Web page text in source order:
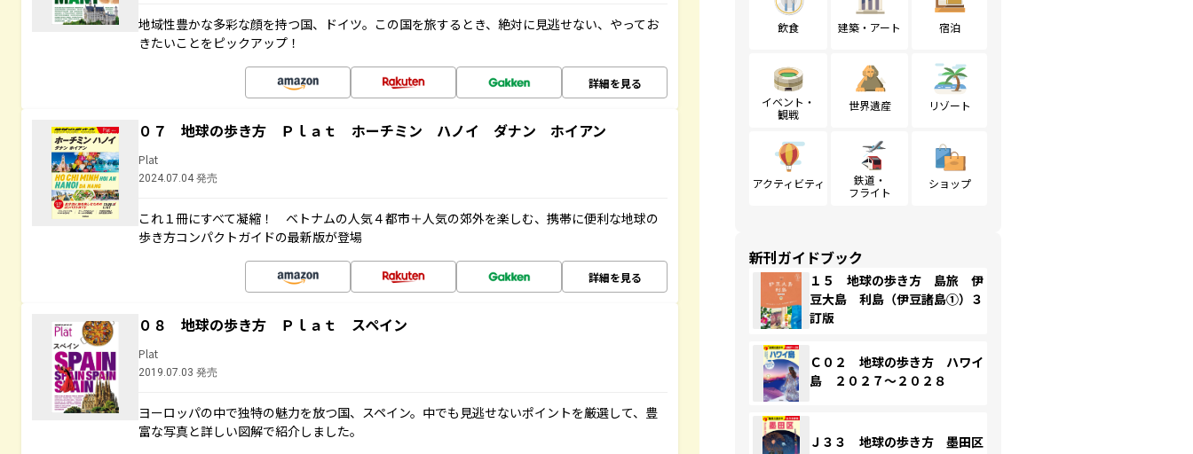
地域性豊かな多彩な顔を持つ国、ドイツ。この国を旅するとき、絶対に見逃せない、やってお
きたいことをピックアップ！
詳細を見る
０７ 地球の歩き方 Ｐｌａｔ ホーチミン ハノイ ダナン ホイアン
Plat
2024.07.04 発売
これ１冊にすべて凝縮！ ベトナムの人気４都市＋人気の郊外を楽しむ、携帯に便利な地球の
歩き方コンパクトガイドの最新版が登場
詳細を見る
０８ 地球の歩き方 Ｐｌａｔ スペイン
Plat
2019.07.03 発売
ヨーロッパの中で独特の魅力を放つ国、スペイン。中でも見逃せないポイントを厳選して、豊
富な写真と詳しい図解で紹介しました。
飲食 建築・アート 宿泊
イベント・
観戦
世界遺産 リゾート
アクティビティ
鉄道・
フライト
ショップ
新刊ガイドブック
１５ 地球の歩き方 島旅 伊
豆大島 利島（伊豆諸島①）３
訂版
Ｃ０２ 地球の歩き方 ハワイ
島 ２０２７～２０２８
Ｊ３３ 地球の歩き方 墨田区